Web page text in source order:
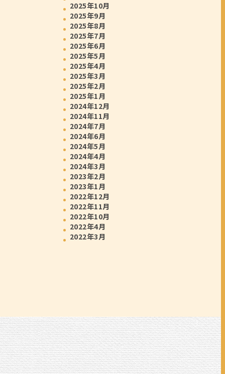
2025年10月
2025年9月
2025年8月
2025年7月
2025年6月
2025年5月
2025年4月
2025年3月
2025年2月
2025年1月
2024年12月
2024年11月
2024年7月
2024年6月
2024年5月
2024年4月
2024年3月
2023年2月
2023年1月
2022年12月
2022年11月
2022年10月
2022年4月
2022年3月